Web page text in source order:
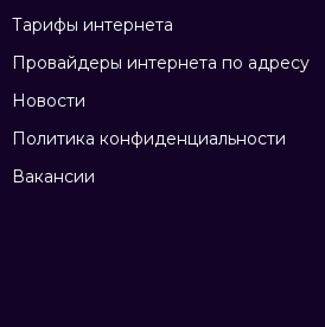
Тарифы интернета
Провайдеры интернета по адресу
Новости
Политика конфиденциальности
Вакансии